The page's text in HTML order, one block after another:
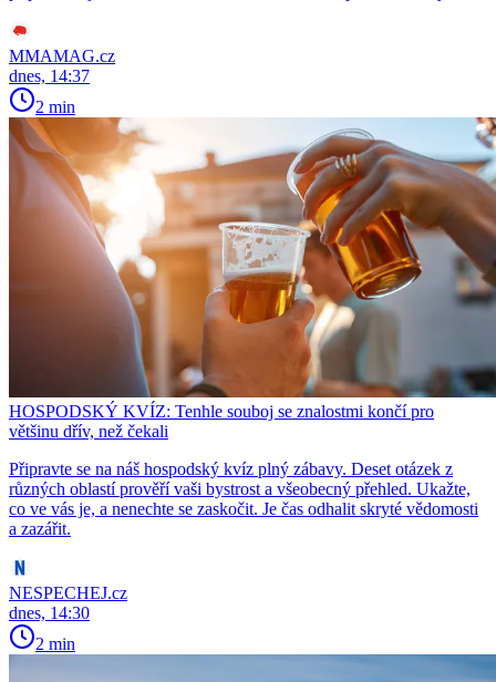
MMAMAG.cz
dnes, 14:37
2 min
HOSPODSKÝ KVÍZ: Tenhle souboj se znalostmi končí pro
většinu dřív, než čekali
Připravte se na náš hospodský kvíz plný zábavy. Deset otázek z
různých oblastí prověří vaši bystrost a všeobecný přehled. Ukažte,
co ve vás je, a nenechte se zaskočit. Je čas odhalit skryté vědomosti
a zazářit.
NESPECHEJ.cz
dnes, 14:30
2 min